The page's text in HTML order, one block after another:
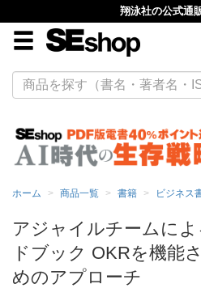
翔泳社の公式通
ホーム 商品一覧 書籍 ビジネス
アジャイルチームに
ドブック OKRを機能
めのアプローチ